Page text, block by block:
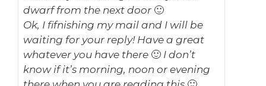
dwarf from the next door 🙂
Ok, I fifnishing my mail and I will be
waiting for your reply! Have a great
whatever you have there 🙂 I don’t
know if it’s morning, noon or evening